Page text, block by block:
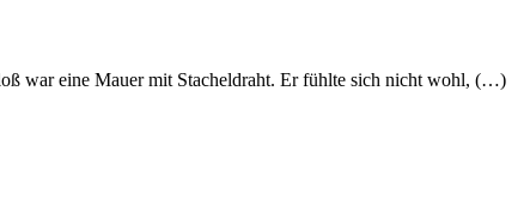
war eine Mauer mit Stacheldraht. Er fühlte sich nicht wohl, (…)